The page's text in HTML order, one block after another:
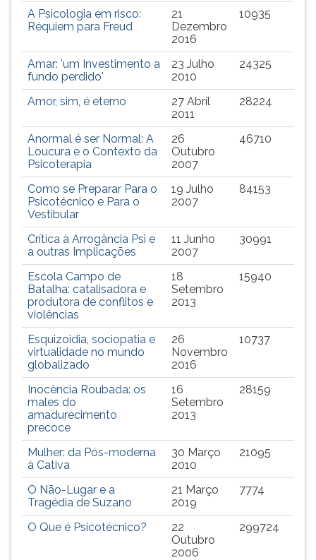
A Psicologia em risco:
Réquiem para Freud
21
Dezembro
2016
10935
Amar: 'um Investimento a
fundo perdido'
23 Julho
2010
24325
Amor, sim, é eterno
27 Abril
2011
28224
Anormal é ser Normal: A
Loucura e o Contexto da
Psicoterapia
26
Outubro
2007
46710
Como se Preparar Para o
Psicotécnico e Para o
Vestibular
19 Julho
2007
84153
Crítica à Arrogância Psi e
a outras Implicações
11 Junho
2007
30991
Escola Campo de
Batalha: catalisadora e
produtora de conflitos e
violências
18
Setembro
2013
15940
Esquizoidia, sociopatia e
virtualidade no mundo
globalizado
26
Novembro
2016
10737
Inocência Roubada: os
males do
amadurecimento
precoce
16
Setembro
2013
28159
Mulher: da Pós-moderna
à Cativa
30 Março
2010
21095
O Não-Lugar e a
Tragédia de Suzano
21 Março
2019
7774
O Que é Psicotécnico?
22
Outubro
2006
299724